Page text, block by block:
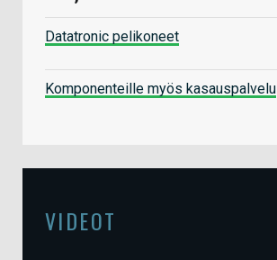
Datatronic pelikoneet
Komponenteille myös kasauspalvelu
VIDEOT